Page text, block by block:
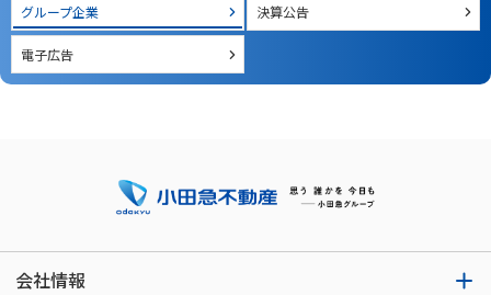
グループ企業 決算公告
電子広告
会社情報